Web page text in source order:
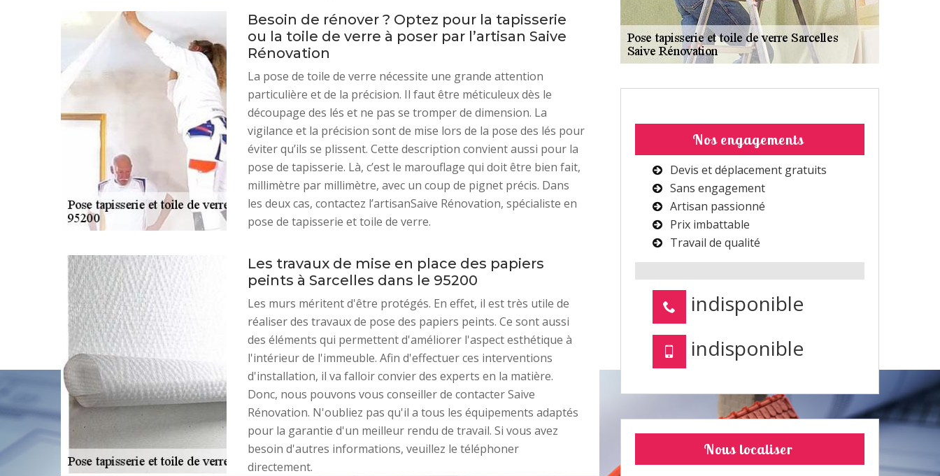
Besoin de rénover ? Optez pour la tapisserie
ou la toile de verre à poser par l’artisan Saive
Rénovation
La pose de toile de verre nécessite une grande attention
particulière et de la précision. Il faut être méticuleux dès le
découpage des lés et ne pas se tromper de dimension. La
vigilance et la précision sont de mise lors de la pose des lés pour
éviter qu’ils se plissent. Cette description convient aussi pour la
pose de tapisserie. Là, c’est le marouflage qui doit être bien fait,
millimètre par millimètre, avec un coup de pignet précis. Dans
les deux cas, contactez l’artisanSaive Rénovation, spécialiste en
pose de tapisserie et toile de verre.
Les travaux de mise en place des papiers
peints à Sarcelles dans le 95200
Les murs méritent d'être protégés. En effet, il est très utile de
réaliser des travaux de pose des papiers peints. Ce sont aussi
des éléments qui permettent d'améliorer l'aspect esthétique à
l'intérieur de l'immeuble. Afin d'effectuer ces interventions
d'installation, il va falloir convier des experts en la matière.
Donc, nous pouvons vous conseiller de contacter Saive
Rénovation. N'oubliez pas qu'il a tous les équipements adaptés
pour la garantie d'un meilleur rendu de travail. Si vous avez
besoin d'autres informations, veuillez le téléphoner
directement.
Nos engagements
Devis et déplacement gratuits
Sans engagement
Artisan passionné
Prix imbattable
Travail de qualité
indisponible
indisponible
Nous localiser